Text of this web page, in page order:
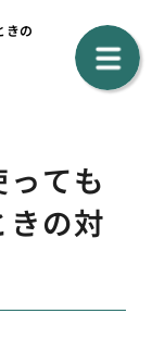
きの
ても
の対